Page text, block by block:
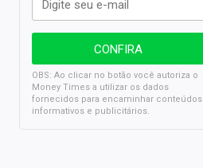
OBS: Ao clicar no botão você autoriza o
Money Times a utilizar os dados
fornecidos para encaminhar conteúdos
informativos e publicitários.